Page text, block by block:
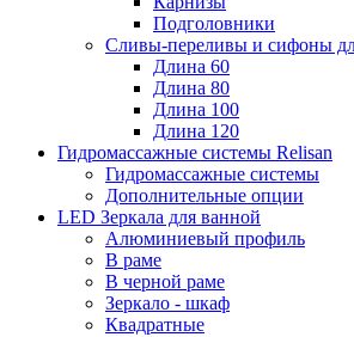
Подголовники
Сливы-переливы и сифоны
Длина 60
Длина 80
Длина 100
Длина 120
Гидромассажные системы Relisan
Гидромассажные системы
Дополнительные опции
LED Зеркала для ванной
Алюминиевый профиль
В раме
В черной раме
Зеркало - шкаф
Квадратные